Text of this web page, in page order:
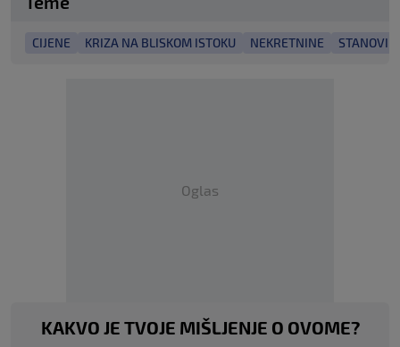
CIJENE KRIZA NA BLISKOM ISTOKU NEKRETNINE STANOVI
Oglas
KAKVO JE TVOJE MIŠLJENJE O OVOME?